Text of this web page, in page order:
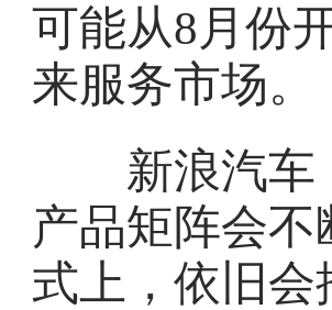
可能从8月份
来服务市场。
新浪汽车：
产品矩阵会
式上，依旧